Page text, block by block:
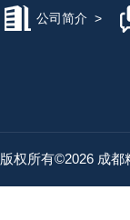
公司简介 >
版权所有©2026 成